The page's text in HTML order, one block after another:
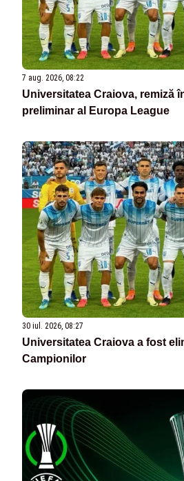
7 aug. 2026, 08:22
Universitatea Craiova, remiză
preliminar al Europa League
30 iul. 2026, 08:27
Universitatea Craiova a fost
Campionilor